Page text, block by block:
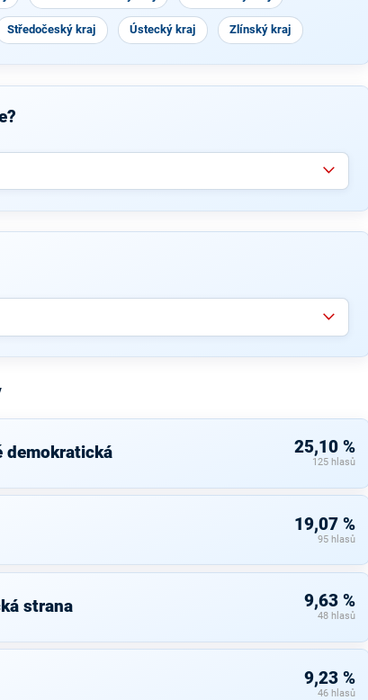
Středočeský kraj Ústecký kraj Zlínský kraj
demokratická 25,10 %
125 hlasů
19,07 %
95 hlasů
strana 9,63 %
48 hlasů
9,23 %
46 hlasů